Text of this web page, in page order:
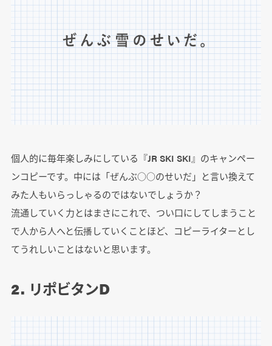
個人的に毎年楽しみにしている『JR SKI SKI』のキャンペー
ンコピーです。中には「ぜんぶ○○のせいだ」と言い換えて
みた人もいらっしゃるのではないでしょうか？
流通していく力とはまさにこれで、つい口にしてしまうこと
で人から人へと伝播していくことほど、コピーライターとし
てうれしいことはないと思います。
2. リポビタンD